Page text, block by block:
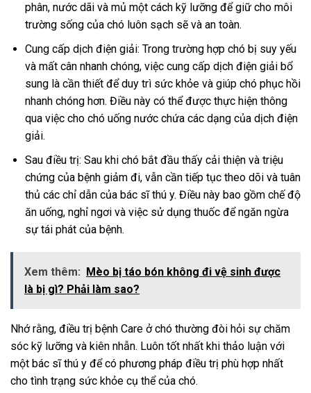
phân, nước dãi và mủ một cách kỹ lưỡng để giữ cho môi
trường sống của chó luôn sạch sẽ và an toàn.
Cung cấp dịch điện giải: Trong trường hợp chó bị suy yếu
và mất cân nhanh chóng, việc cung cấp dịch điện giải bổ
sung là cần thiết để duy trì sức khỏe và giúp chó phục hồi
nhanh chóng hơn. Điều này có thể được thực hiện thông
qua việc cho chó uống nước chứa các dạng của dịch điện
giải.
Sau điều trị: Sau khi chó bắt đầu thấy cải thiện và triệu
chứng của bệnh giảm đi, vẫn cần tiếp tục theo dõi và tuân
thủ các chỉ dẫn của bác sĩ thú y. Điều này bao gồm chế độ
ăn uống, nghỉ ngơi và việc sử dụng thuốc để ngăn ngừa
sự tái phát của bệnh.
Xem thêm:
Mèo bị táo bón không đi vệ sinh được
là bị gì? Phải làm sao?
Nhớ rằng, điều trị bệnh Care ở chó thường đòi hỏi sự chăm
sóc kỹ lưỡng và kiên nhẫn. Luôn tốt nhất khi thảo luận với
một bác sĩ thú y để có phương pháp điều trị phù hợp nhất
cho tình trạng sức khỏe cụ thể của chó.